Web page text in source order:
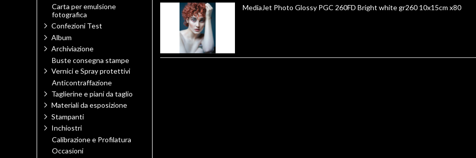
MediaJet Photo Glossy PGC 260FD Bright white gr260 10x15cm x80
Carta per emulsione
fotografica
Confezioni Test
Album
Archiviazione
Buste consegna stampe
Vernici e Spray protettivi
Anticontraffazione
Taglierine e piani da taglio
Materiali da esposizione
Stampanti
Inchiostri
Calibrazione e Profilatura
Occasioni